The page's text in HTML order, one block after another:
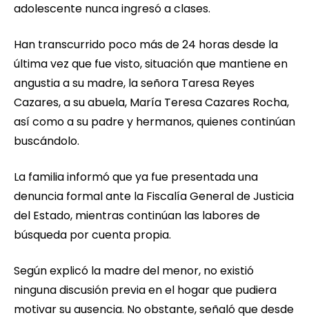
adolescente nunca ingresó a clases.
Han transcurrido poco más de 24 horas desde la
última vez que fue visto, situación que mantiene en
angustia a su madre, la señora Taresa Reyes
Cazares, a su abuela, María Teresa Cazares Rocha,
así como a su padre y hermanos, quienes continúan
buscándolo.
La familia informó que ya fue presentada una
denuncia formal ante la Fiscalía General de Justicia
del Estado, mientras continúan las labores de
búsqueda por cuenta propia.
Según explicó la madre del menor, no existió
ninguna discusión previa en el hogar que pudiera
motivar su ausencia. No obstante, señaló que desde